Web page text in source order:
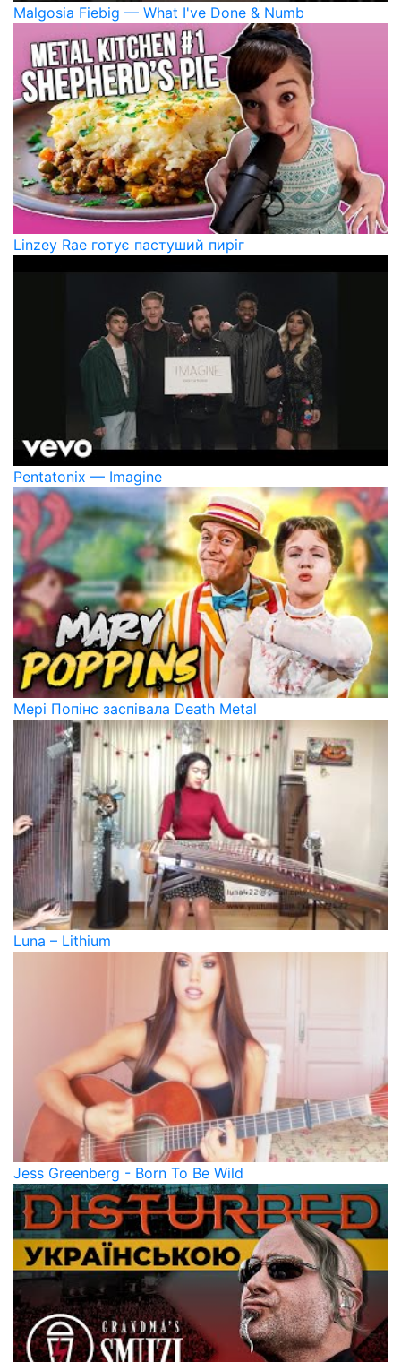
Malgosia Fiebig — What I've Done & Numb
Linzey Rae готує пастуший пиріг
Pentatonix — Imagine
Мері Попінс заспівала Death Metal
Luna – Lithium
Jess Greenberg - Born To Be Wild